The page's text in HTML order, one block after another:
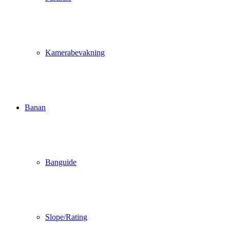
Kamerabevakning
Banan
Banguide
Slope/Rating